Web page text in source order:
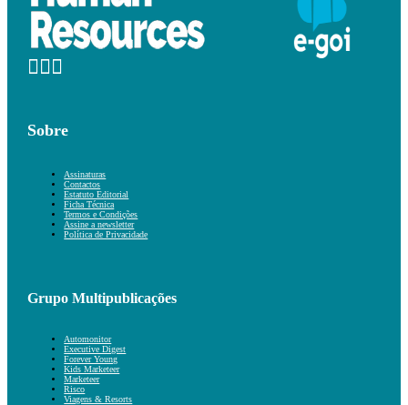
Sobre
Assinaturas
Contactos
Estatuto Editorial
Ficha Técnica
Termos e Condições
Assine a newsletter
Política de Privacidade
Grupo Multipublicações
Automonitor
Executive Digest
Forever Young
Kids Marketeer
Marketeer
Risco
Viagens & Resorts